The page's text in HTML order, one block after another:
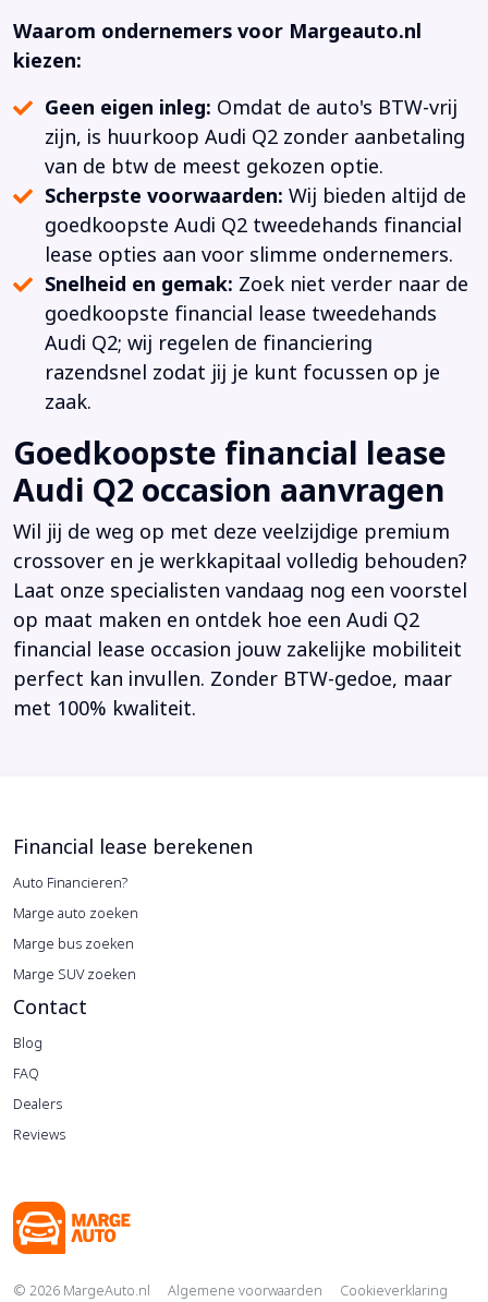
Waarom ondernemers voor Margeauto.nl
kiezen:
Geen eigen inleg: Omdat de auto's BTW-vrij
zijn, is huurkoop Audi Q2 zonder aanbetaling
van de btw de meest gekozen optie.
Scherpste voorwaarden: Wij bieden altijd de
goedkoopste Audi Q2 tweedehands financial
lease opties aan voor slimme ondernemers.
Snelheid en gemak: Zoek niet verder naar de
goedkoopste financial lease tweedehands
Audi Q2; wij regelen de financiering
razendsnel zodat jij je kunt focussen op je
zaak.
Goedkoopste financial lease
Audi Q2 occasion aanvragen
Wil jij de weg op met deze veelzijdige premium
crossover en je werkkapitaal volledig behouden?
Laat onze specialisten vandaag nog een voorstel
op maat maken en ontdek hoe een Audi Q2
financial lease occasion jouw zakelijke mobiliteit
perfect kan invullen. Zonder BTW-gedoe, maar
met 100% kwaliteit.
Financial lease berekenen
Auto Financieren?
Marge auto zoeken
Marge bus zoeken
Marge SUV zoeken
Contact
Blog
FAQ
Dealers
Reviews
© 2026 MargeAuto.nl Algemene voorwaarden
Cookieverklaring